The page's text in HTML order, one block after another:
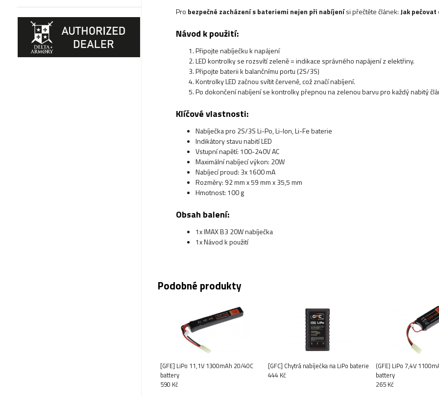
Pro bezpečné zacházení s bateriemi nejen při nabíjenísi přečtěte článek: Jak
Návod k použití:
Připojte nabíječku k napájení
LED kontrolky se rozsvítí zeleně = indikace správného napájení z elektřiny.
Připojte baterii k balančnímu portu (2S/3S)
Kontrolky LED začnou svítit červeně, což značí nabíjení.
Po dokončení nabíjení se kontrolky přepnou na zelenou barvu pro každý nabitý
Klíčové vlastnosti:
Nabíječka pro 2S/3S Li-Po, Li-Ion, Li-Fe baterie
Indikátory stavu nabití LED
Vstupní napětí: 100-240V AC
Maximální nabíjecí výkon: 20W
Nabíjecí proud: 3x 1600 mA
Rozměry: 92 mm x 59 mm x 35,5 mm
Hmotnost: 100 g
Obsah balení:
1x IMAX B3 20W nabíječka
1x Návod k použití
Podobné produkty
[GFE] LiPo 11,1V 1300mAh 20/40C
battery
590 Kč
[GFC] Chytrá nabíječka na LiPo baterie
444 Kč
(GFE) LiPo 7,4V
battery
265 Kč